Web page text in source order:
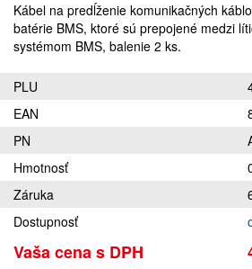
Kábel na predĺženie komunikačných
batérie BMS, ktoré sú prepojené medzi
systémom BMS, balenie 2 ks.
PLU
EAN
PN
Hmotnosť
Záruka
Dostupnosť
Vaša cena s DPH